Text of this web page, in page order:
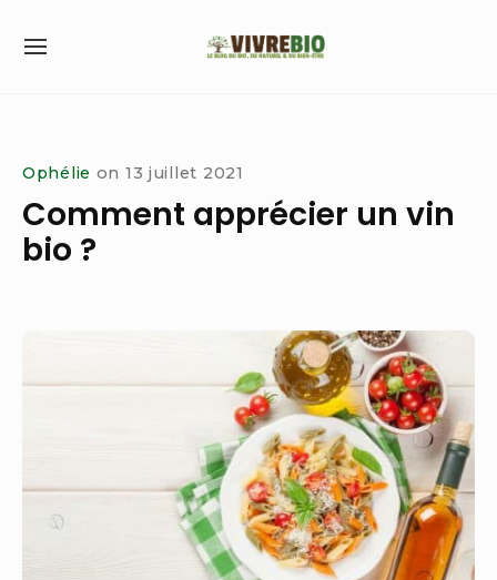
SITE
Ophélie on 13 juillet 2021
Comment apprécier un vin
bio ?